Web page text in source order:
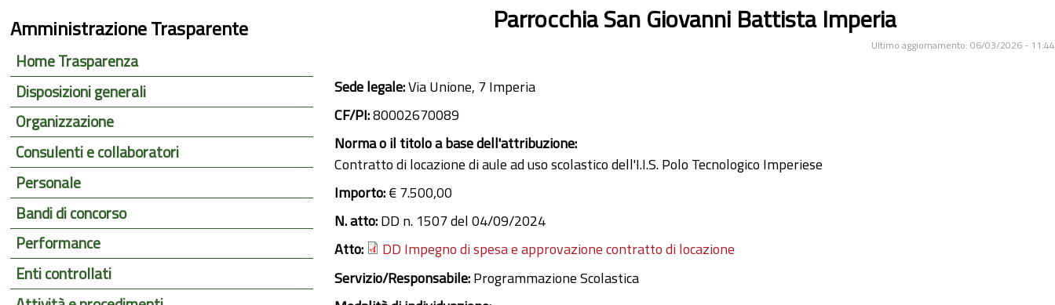
Parrocchia San Giovanni Battista Imperia
Ultimo aggiornamento: 06/03/2026 - 11:44
Sede legale:Via Unione, 7 Imperia
CF/PI:80002670089
Norma o il titolo a base dell'attribuzione:
Contratto di locazione di aule ad uso scolastico dell'I.I.S. Polo Tecnologico Imperiese
Importo:€ 7.500,00
N. atto:DD n. 1507 del 04/09/2024
Atto:
DD Impegno di spesa e approvazione contratto di locazione
Servizio/Responsabile:Programmazione Scolastica
Amministrazione Trasparente
Home Trasparenza
Disposizioni generali
Organizzazione
Consulenti e collaboratori
Personale
Bandi di concorso
Performance
Enti controllati